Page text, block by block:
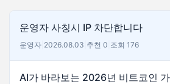
운영자 사칭시 IP 차단합니다
운영자 2026.08.03 추천 0 조회 176
AI가 바라보는 2026년 비트코인